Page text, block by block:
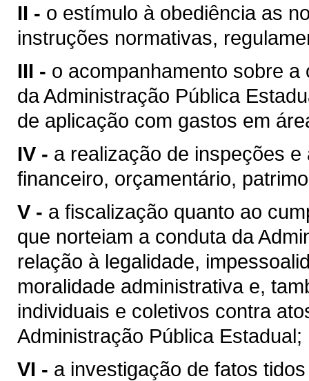
II - o estímulo à obediência as
instruções normativas,
III - o acompanhamento sobre
da Administração Pública
de aplicação com gastos em
IV - a realização de inspeções
financeiro, orçamentário,
V - a fiscalização quanto ao
que norteiam a conduta da
relação à legalidade,
moralidade administrativa e,
individuais e coletivos contra
Administração Pública Estadual;
VI - a investigação de fatos